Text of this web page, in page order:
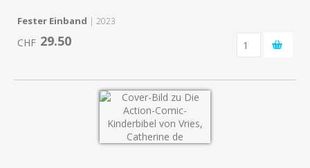
Fester Einband | 2023
CHF 29.50